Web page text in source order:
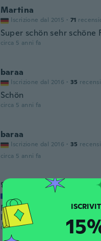
Martina
Iscrizione dal 2015 · 71
Super schön sehr schöne
circa 5 anni fa
baraa
Iscrizione dal 2016 · 35
Schön
circa 5 anni fa
baraa
Iscrizione dal 2016 · 35
circa 5 anni fa
🌸SpringDay🌸
Iscrizione dal 2019
Ne donne pas l'effet
la levre et non pas
circa 5 anni fa